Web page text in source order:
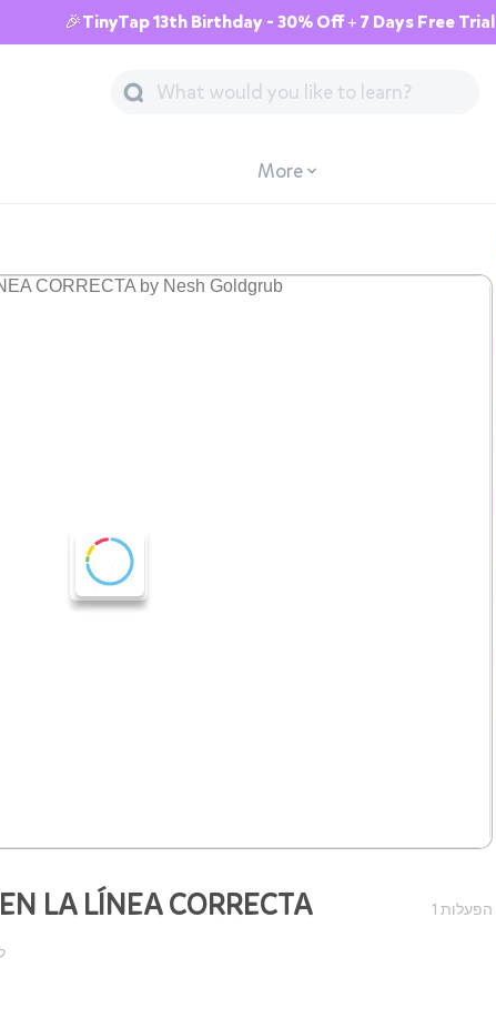
🎉TinyTap 13th Birthday - 30% Off + 7 Days Free Trial
More
LA LÍNEA CORRECTA 1 הפעלות